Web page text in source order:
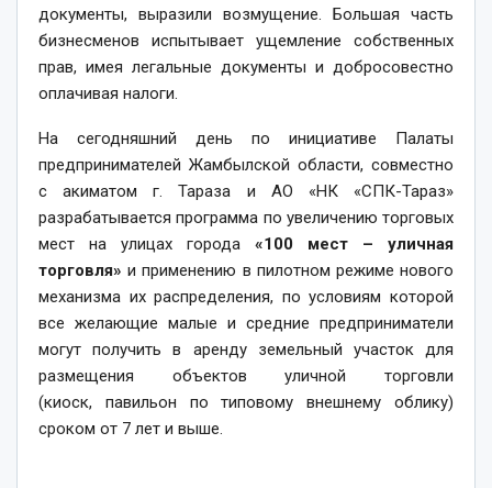
документы, выразили возмущение. Большая часть
бизнесменов испытывает ущемление собственных
прав, имея легальные документы и добросовестно
оплачивая налоги.
На сегодняшний день по инициативе Палаты
предпринимателей Жамбылской области, совместно
с акиматом г. Тараза и АО «НК «СПК-Тараз»
разрабатывается программа по увеличению торговых
мест на улицах города «100 мест – уличная
торговля» и применению в пилотном режиме нового
механизма их распределения, по условиям которой
все желающие малые и средние предприниматели
могут получить в аренду земельный участок для
размещения объектов уличной торговли
(киоск, павильон по типовому внешнему облику)
сроком от 7 лет и выше.